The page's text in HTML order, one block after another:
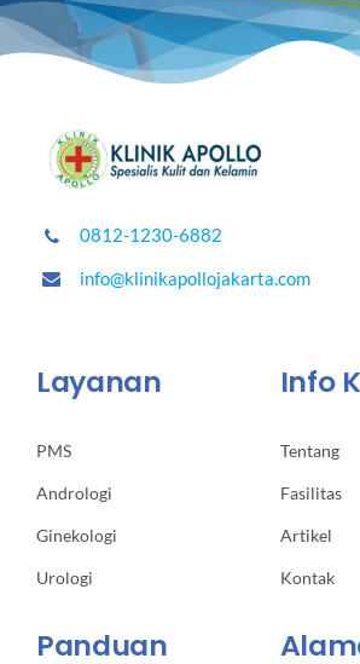
0812-1230-6882
info@klinikapollojakarta.com
Layanan
PMS
Andrologi
Ginekologi
Urologi
Info
Tentang
Fasilitas
Artikel
Kontak
Panduan